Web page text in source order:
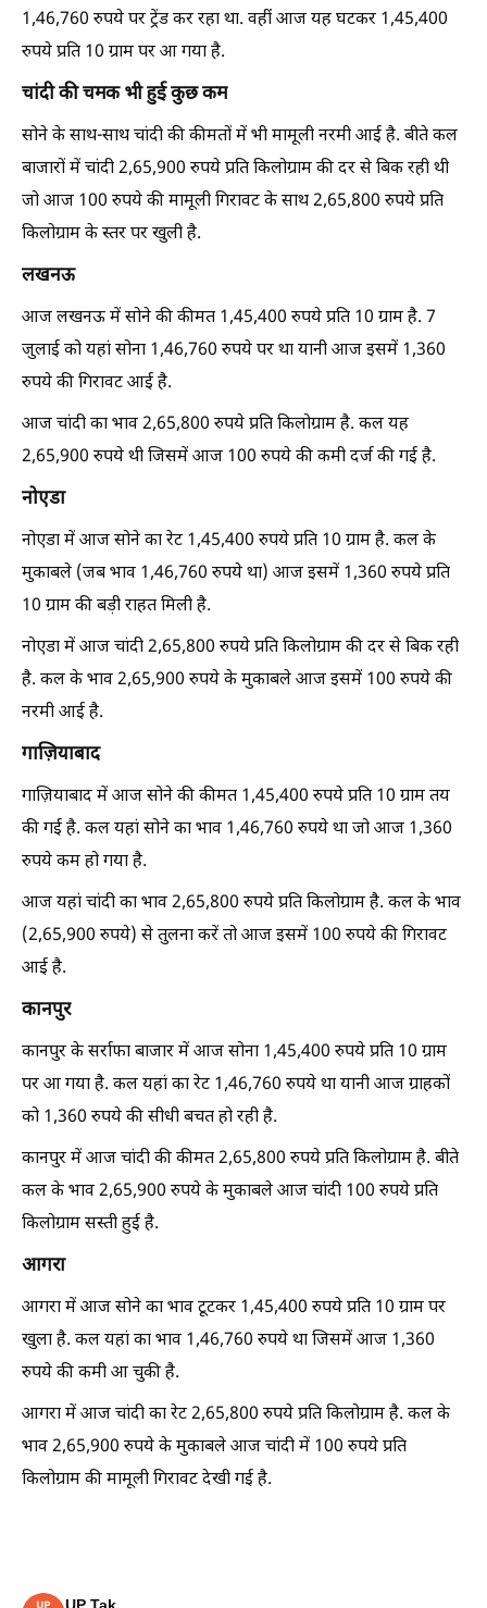
1,46,760 रुपये पर ट्रेंड कर रहा था. वहीं आज यह घटकर 1,45,400
रुपये प्रति 10 ग्राम पर आ गया है.
चांदी की चमक भी हुई कुछ कम
सोने के साथ-साथ चांदी की कीमतों में भी मामूली नरमी आई है. बीते कल
बाजारों में चांदी 2,65,900 रुपये प्रति किलोग्राम की दर से बिक रही थी
जो आज 100 रुपये की मामूली गिरावट के साथ 2,65,800 रुपये प्रति
किलोग्राम के स्तर पर खुली है.
लखनऊ
आज लखनऊ में सोने की कीमत 1,45,400 रुपये प्रति 10 ग्राम है. 7
जुलाई को यहां सोना 1,46,760 रुपये पर था यानी आज इसमें 1,360
रुपये की गिरावट आई है.
आज चांदी का भाव 2,65,800 रुपये प्रति किलोग्राम है. कल यह
2,65,900 रुपये थी जिसमें आज 100 रुपये की कमी दर्ज की गई है.
नोएडा
नोएडा में आज सोने का रेट 1,45,400 रुपये प्रति 10 ग्राम है. कल के
मुकाबले (जब भाव 1,46,760 रुपये था) आज इसमें 1,360 रुपये प्रति
10 ग्राम की बड़ी राहत मिली है.
नोएडा में आज चांदी 2,65,800 रुपये प्रति किलोग्राम की दर से बिक रही
है. कल के भाव 2,65,900 रुपये के मुकाबले आज इसमें 100 रुपये की
नरमी आई है.
गाज़ियाबाद
गाज़ियाबाद में आज सोने की कीमत 1,45,400 रुपये प्रति 10 ग्राम तय
की गई है. कल यहां सोने का भाव 1,46,760 रुपये था जो आज 1,360
रुपये कम हो गया है.
आज यहां चांदी का भाव 2,65,800 रुपये प्रति किलोग्राम है. कल के भाव
(2,65,900 रुपये) से तुलना करें तो आज इसमें 100 रुपये की गिरावट
आई है.
कानपुर
कानपुर के सर्राफा बाजार में आज सोना 1,45,400 रुपये प्रति 10 ग्राम
पर आ गया है. कल यहां का रेट 1,46,760 रुपये था यानी आज ग्राहकों
को 1,360 रुपये की सीधी बचत हो रही है.
कानपुर में आज चांदी की कीमत 2,65,800 रुपये प्रति किलोग्राम है. बीते
कल के भाव 2,65,900 रुपये के मुकाबले आज चांदी 100 रुपये प्रति
किलोग्राम सस्ती हुई है.
आगरा
आगरा में आज सोने का भाव टूटकर 1,45,400 रुपये प्रति 10 ग्राम पर
खुला है. कल यहां का भाव 1,46,760 रुपये था जिसमें आज 1,360
रुपये की कमी आ चुकी है.
आगरा में आज चांदी का रेट 2,65,800 रुपये प्रति किलोग्राम है. कल के
भाव 2,65,900 रुपये के मुकाबले आज चांदी में 100 रुपये प्रति
किलोग्राम की मामूली गिरावट देखी गई है.